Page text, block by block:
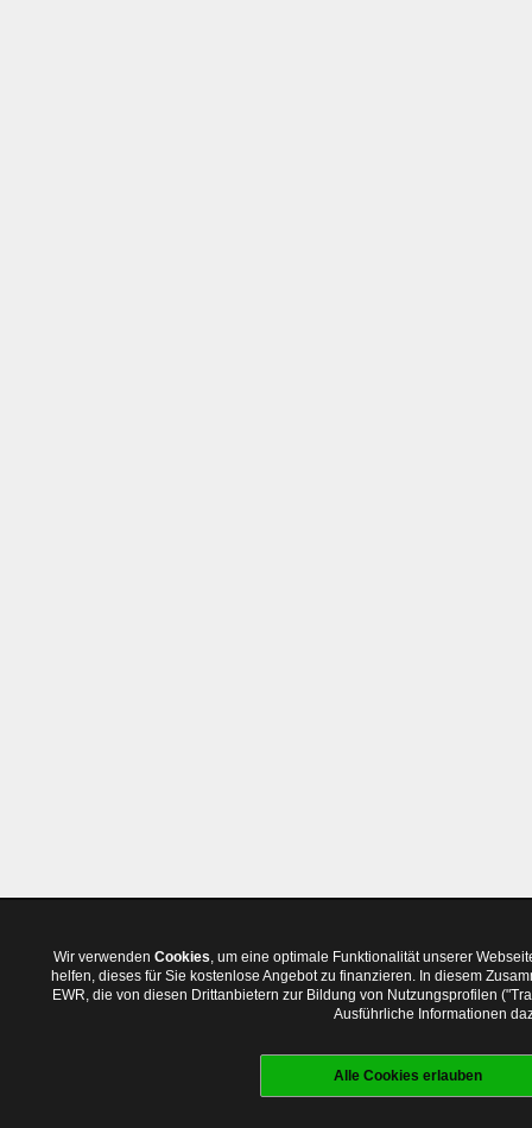
Wir verwenden Cookies, um eine optimale Funktionalität unserer
helfen, dieses für Sie kostenlose Angebot zu finanzieren. In diesem
EWR, die von diesen Drittanbietern zur Bildung von Nutzungsprofilen
Ausführliche Informationen
Alle Cookies erlauben